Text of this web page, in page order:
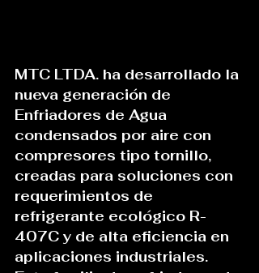
MTC LTDA. ha desarrollado la
nueva generación de
Enfriadores de Agua
condensados por aire con
compresores tipo tornillo,
creadas para soluciones con
requerimientos de
refrigerante ecológico R-
407C y de alta eficiencia en
aplicaciones industriales.